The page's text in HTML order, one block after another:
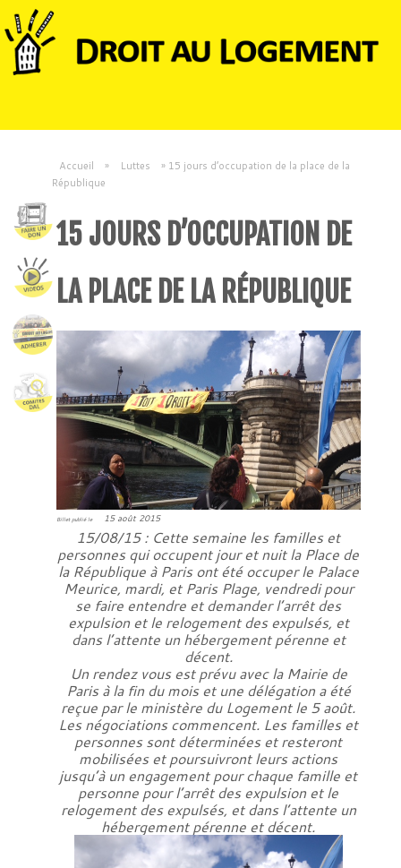
Accueil » Luttes » 15 jours d’occupation de la place de la
République
15 JOURS D’OCCUPATION DE
LA PLACE DE LA RÉPUBLIQUE
Billet publié le 15 août 2015
15/08/15 : Cette semaine les familles et
personnes qui occupent jour et nuit la Place de
la République à Paris ont été occuper le Palace
Meurice, mardi, et Paris Plage, vendredi pour
se faire entendre et demander l’arrêt des
expulsion et le relogement des expulsés, et
dans l’attente un hébergement pérenne et
décent.
Un rendez vous est prévu avec la Mairie de
Paris à la fin du mois et une délégation a été
reçue par le ministère du Logement le 5 août.
Les négociations commencent. Les familles et
personnes sont déterminées et resteront
mobilisées et poursuivront leurs actions
jusqu’à un engagement pour chaque famille et
personne pour l’arrêt des expulsion et le
relogement des expulsés, et dans l’attente un
hébergement pérenne et décent.